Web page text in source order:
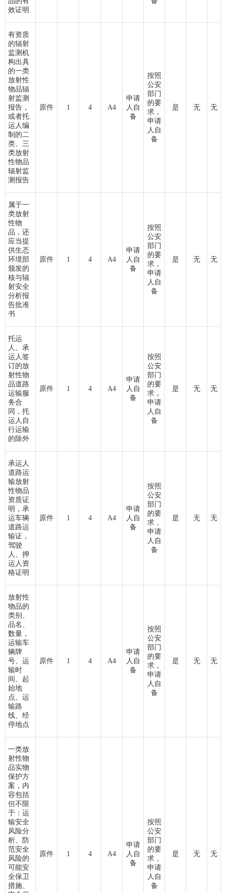
效证明
有资质
的辐射
监测机
构出具
的一类
放射性
物品辐
射监测
报告，
或者托
运人编
制的二
类、三
类放射
性物品
辐射监
测报告
原件 1 4 A4
申请
人自
备
按照
公安
部门
的要
求，
申请
人自
备
是 无 无
属于一
类放射
性物
品，还
应当提
供生态
环境部
颁发的
核与辐
射安全
分析报
告批准
书
原件 1 4 A4
申请
人自
备
按照
公安
部门
的要
求，
申请
人自
备
是 无 无
托运
人、承
运人签
订的放
射性物
品道路
运输服
务合
同，托
运人自
行运输
的除外
原件 1 4 A4
申请
人自
备
按照
公安
部门
的要
求，
申请
人自
备
是 无 无
承运人
道路运
输放射
性物品
资质证
明，承
运车辆
道路运
输证，
驾驶
人、押
运人资
格证明
原件 1 4 A4
申请
人自
备
按照
公安
部门
的要
求，
申请
人自
备
是 无 无
放射性
物品的
类别、
品名、
数量，
运输车
辆牌
号、运
输时
间、起
始地
点、运
输路
线、经
停地点
原件 1 4 A4
申请
人自
备
按照
公安
部门
的要
求，
申请
人自
备
是 无 无
一类放
射性物
品实物
保护方
案，内
容包括
但不限
于：运
输安全
风险分
析、防
范安全
风险的
可能安
全保卫
措施、
原件 1 4 A4
申请
人自
备
按照
公安
部门
的要
求，
申请
人自
备
是 无 无